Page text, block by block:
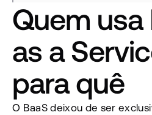
Quem
as a
para quê
O BaaS deixou de ser